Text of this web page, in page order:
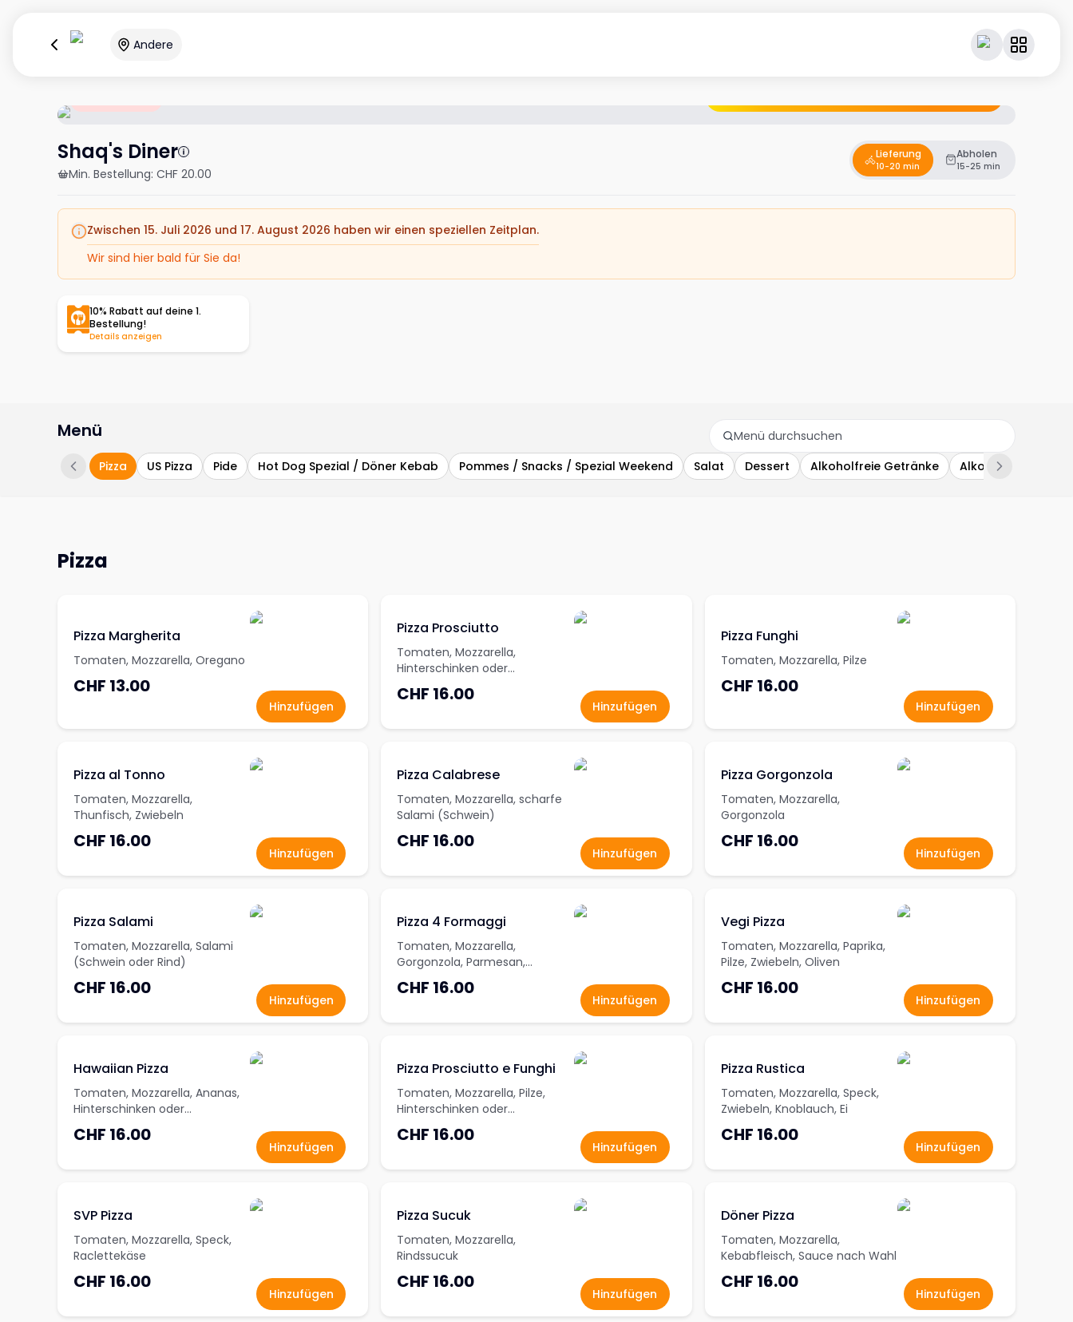
Andere
Shaq's Diner
Min. Bestellung: CHF 20.00
Lieferung
10-20 min
Abholen
15-25 min
Zwischen 15. Juli 2026 und 17. August 2026 haben wir einen speziellen Zeitplan.
Wir sind hier bald für Sie da!
10% Rabatt auf deine 1.
Bestellung!
Details anzeigen
Menü
Pizza US Pizza Pide Hot Dog Spezial / Döner Kebab Pommes / Snacks / Spezial Weekend Salat Dessert Alkoholfreie Getränke Alkoholische
Pizza
Pizza Margherita
Tomaten, Mozzarella, Oregano
CHF 13.00
Hinzufügen
Pizza Prosciutto
Tomaten, Mozzarella,
Hinterschinken oder
Trutenschinken
CHF 16.00
Hinzufügen
Pizza Funghi
Tomaten, Mozzarella, Pilze
CHF 16.00
Hinzufügen
Pizza al Tonno
Tomaten, Mozzarella,
Thunfisch, Zwiebeln
CHF 16.00
Hinzufügen
Pizza Calabrese
Tomaten, Mozzarella, scharfe
Salami (Schwein)
CHF 16.00
Hinzufügen
Pizza Gorgonzola
Tomaten, Mozzarella,
Gorgonzola
CHF 16.00
Hinzufügen
Pizza Salami
Tomaten, Mozzarella, Salami
(Schwein oder Rind)
CHF 16.00
Hinzufügen
Pizza 4 Formaggi
Tomaten, Mozzarella,
Gorgonzola, Parmesan,
Raclettekäse
CHF 16.00
Hinzufügen
Vegi Pizza
Tomaten, Mozzarella, Paprika,
Pilze, Zwiebeln, Oliven
CHF 16.00
Hinzufügen
Hawaiian Pizza
Tomaten, Mozzarella, Ananas,
Hinterschinken oder
Trutenschinken
CHF 16.00
Hinzufügen
Pizza Prosciutto e Funghi
Tomaten, Mozzarella, Pilze,
Hinterschinken oder
Trutenschinken
CHF 16.00
Hinzufügen
Pizza Rustica
Tomaten, Mozzarella, Speck,
Zwiebeln, Knoblauch, Ei
CHF 16.00
Hinzufügen
SVP Pizza
Tomaten, Mozzarella, Speck,
Raclettekäse
CHF 16.00
Hinzufügen
Pizza Sucuk
Tomaten, Mozzarella,
Rindssucuk
CHF 16.00
Hinzufügen
Döner Pizza
Tomaten, Mozzarella,
Kebabfleisch, Sauce nach Wahl
CHF 16.00
Hinzufügen